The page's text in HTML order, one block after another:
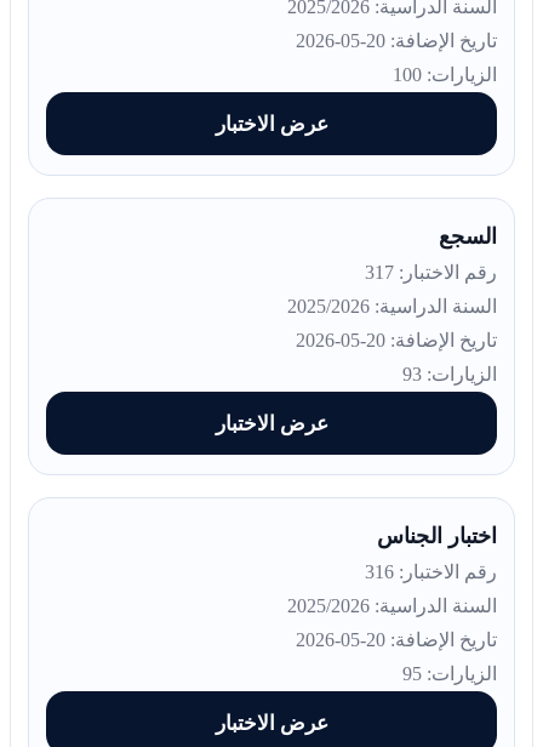
السنة الدراسية: 2025/2026
تاريخ الإضافة: 20-05-2026
الزيارات: 100
عرض الاختبار
السجع
رقم الاختبار: 317
السنة الدراسية: 2025/2026
تاريخ الإضافة: 20-05-2026
الزيارات: 93
عرض الاختبار
اختبار الجناس
رقم الاختبار: 316
السنة الدراسية: 2025/2026
تاريخ الإضافة: 20-05-2026
الزيارات: 95
عرض الاختبار